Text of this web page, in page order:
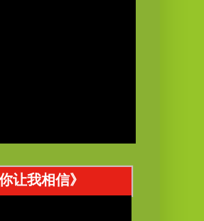
让我相信》